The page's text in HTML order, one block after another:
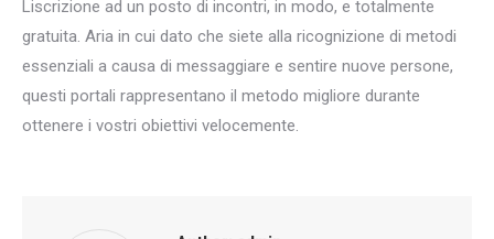
Liscrizione ad un posto di incontri, in modo, e totalmente
gratuita. Aria in cui dato che siete alla ricognizione di metodi
essenziali a causa di messaggiare e sentire nuove persone,
questi portali rappresentano il metodo migliore durante
ottenere i vostri obiettivi velocemente.